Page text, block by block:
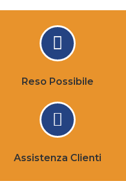
Reso Possibile
Assistenza Clienti